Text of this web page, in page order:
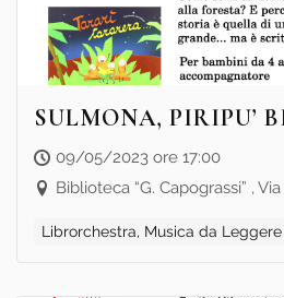
SULMONA, PIRIPU’
09/05/2023 ore 17:00
Biblioteca “G. Capograssi” ,
Librorchestra, Musica da Leggere